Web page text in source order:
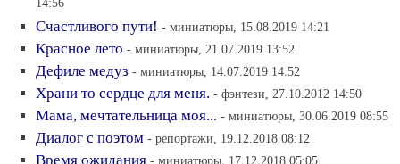
14:56
Счастливого пути! - миниатюры, 15.08.2019 14:21
Красное лето - миниатюры, 21.07.2019 13:52
Дефиле медуз - миниатюры, 14.07.2019 14:52
Храни то сердце для меня. - фэнтези, 27.10.2012 14:50
Мама, мечтательница моя... - миниатюры, 30.06.2019 08:55
Диалог с поэтом - репортажи, 19.12.2018 08:12
Время ожидания - миниатюры, 17.12.2018 05:05